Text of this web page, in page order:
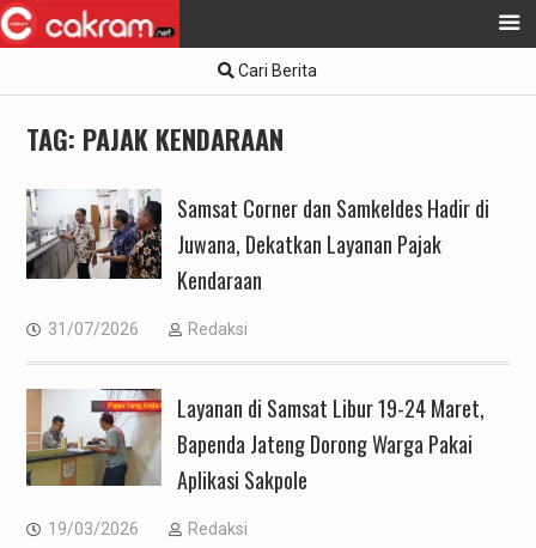
to
Cari Berita
TAG: PAJAK KENDARAAN
Samsat Corner dan Samkeldes Hadir di
Juwana, Dekatkan Layanan Pajak
Kendaraan
31/07/2026 Redaksi
Layanan di Samsat Libur 19-24 Maret,
Bapenda Jateng Dorong Warga Pakai
Aplikasi Sakpole
19/03/2026 Redaksi